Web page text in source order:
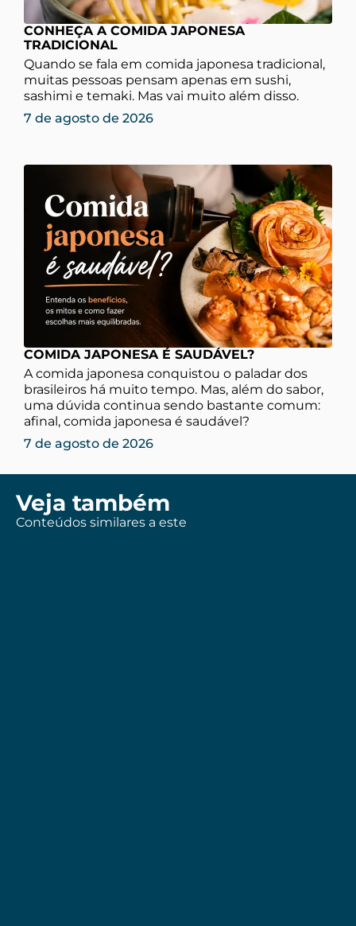
CONHEÇA A COMIDA JAPONESA
TRADICIONAL
Quando se fala em comida japonesa tradicional,
muitas pessoas pensam apenas em sushi,
sashimi e temaki. Mas vai muito além disso.
7 de agosto de 2026
COMIDA JAPONESA É SAUDÁVEL?
A comida japonesa conquistou o paladar dos
brasileiros há muito tempo. Mas, além do sabor,
uma dúvida continua sendo bastante comum:
afinal, comida japonesa é saudável?
7 de agosto de 2026
Veja também
Conteúdos similares a este